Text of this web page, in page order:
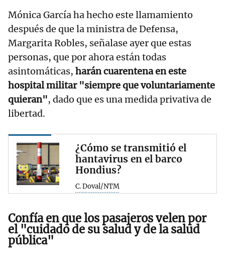
Mónica García ha hecho este llamamiento
después de que la ministra de Defensa,
Margarita Robles, señalase ayer que estas
personas, que por ahora están todas
asintomáticas, harán cuarentena en este
hospital militar "siempre que voluntariamente
quieran", dado que es una medida privativa de
libertad.
¿Cómo se transmitió el
hantavirus en el barco
Hondius?
C. Doval/NTM
Confía en que los pasajeros velen por
el "cuidado de su salud y de la salud
pública"